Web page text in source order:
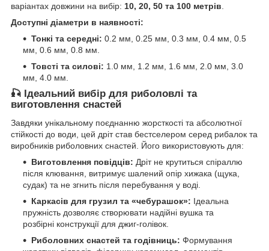
варіантах довжини на вибір: 10, 20, 50 та 100 метрів
Доступні діаметри в наявності:
Тонкі та середні: 0.2 мм, 0.25 мм, 0.3 мм, 0.4 мм, 0.5
мм, 0.6 мм, 0.8 мм.
Товсті та силові: 1.0 мм, 1.2 мм, 1.6 мм, 2.0 мм, 3.0
мм, 4.0 мм.
🎣 Ідеальний вибір для риболовлі та
виготовлення снастей
Завдяки унікальному поєднанню жорсткості та абсолютної
стійкості до води, цей дріт став бестселером серед рибалок та
виробників риболовних снастей. Його використовують для:
Виготовлення повідців: Дріт не крутиться спіраллю
після клювання, витримує шалений опір хижака (щука,
судак) та не згнить після перебування у воді.
Каркасів для грузил та «чебурашок»: Ідеальна
пружність дозволяє створювати надійні вушка та
розбірні конструкції для джиг-голівок.
Риболовних снастей та годівниць: Формування